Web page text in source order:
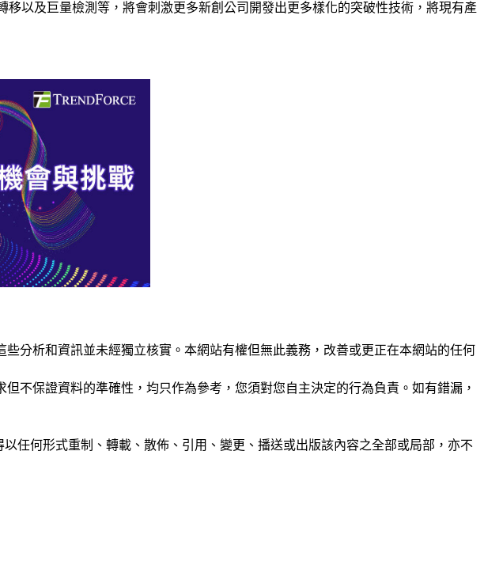
以及巨量檢測等，將會刺激更多新創公司開發出更多樣化的突破性技術，將現有產
分析和資訊並未經獨立核實。本網站有權但無此義務，改善或更正在本網站的任何
不保證資料的準確性，均只作為參考，您須對您自主決定的行為負責。如有錯漏，
任何形式重制、轉載、散佈、引用、變更、播送或出版該內容之全部或局部，亦不